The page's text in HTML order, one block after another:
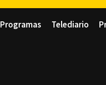
Programas Telediario